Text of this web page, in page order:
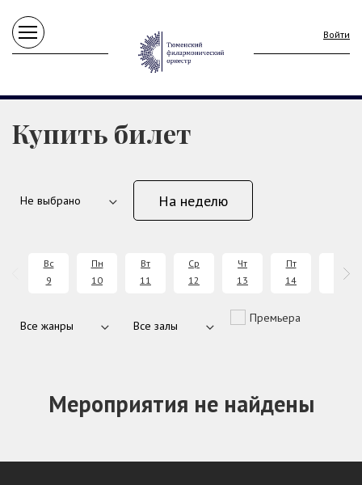
Войти
Купить билет
На неделю
Вс
9
Пн
10
Вт
11
Ср
12
Чт
13
Пт
14
15
Премьера
Мероприятия не найдены